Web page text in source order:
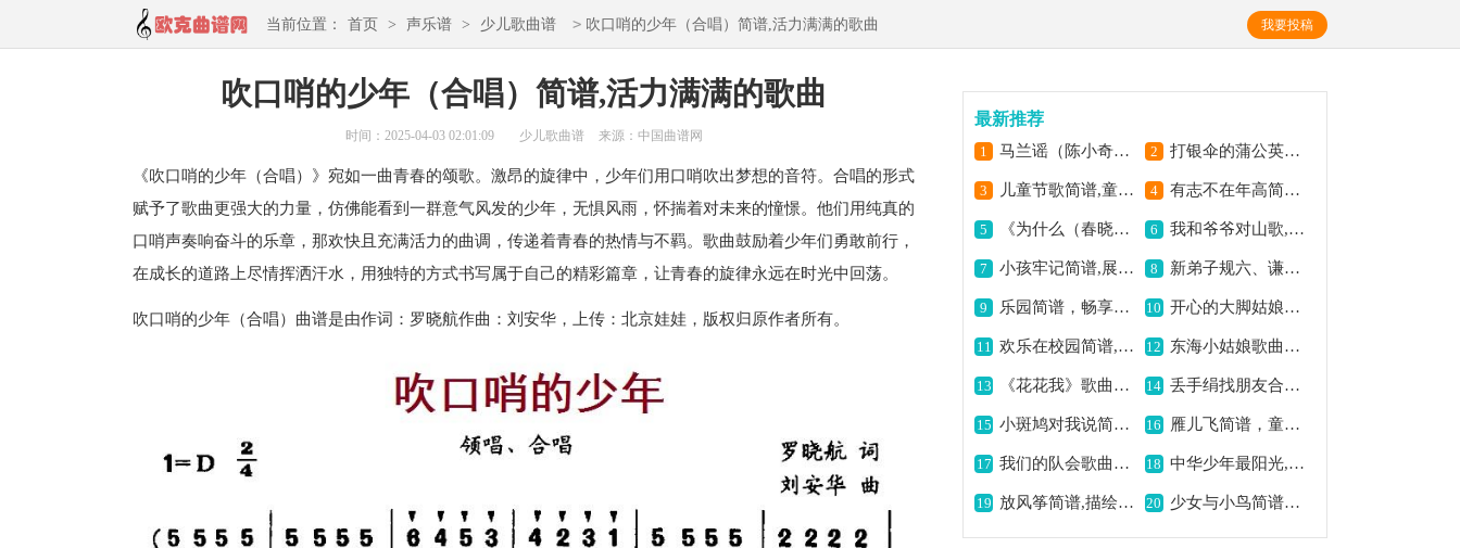
当前位置： 首页 > 声乐谱 > 少儿歌曲谱 > 吹口哨的少年（合唱）简谱,活力满满的歌曲 我要投稿
吹口哨的少年（合唱）简谱,活力满满的歌曲
时间：2025-04-03 02:01:09 少儿歌曲谱 来源：中国曲谱网
《吹口哨的少年（合唱）》宛如一曲青春的颂歌。激昂的旋律中，少年们用口哨吹出梦想的音符。合唱的形式
赋予了歌曲更强大的力量，仿佛能看到一群意气风发的少年，无惧风雨，怀揣着对未来的憧憬。他们用纯真的
口哨声奏响奋斗的乐章，那欢快且充满活力的曲调，传递着青春的热情与不羁。歌曲鼓励着少年们勇敢前行，
在成长的道路上尽情挥洒汗水，用独特的方式书写属于自己的精彩篇章，让青春的旋律永远在时光中回荡。
吹口哨的少年（合唱）曲谱是由作词：罗晓航作曲：刘安华，上传：北京娃娃，版权归原作者所有。
最新推荐
1 马兰谣（陈小奇词曲）简谱,经典儿歌韵味足 2 打银伞的蒲公英简谱,谱写童真美好意境
3 儿童节歌简谱,童真童趣的旋律 4 有志不在年高简谱,展现少年壮志豪情
5 《为什么（春晓词 林泉曲）》歌曲简谱,展现别样音乐意境 6 我和爷爷对山歌,质朴情感共传唱
7 小孩牢记简谱,展现纯真情感 8 新弟子规六、谦而贵简谱,展现谦逊品德内涵
9 乐园简谱，畅享美妙旋律, 10 开心的大脚姑娘简谱,欢快展现别样风情
11 欢乐在校园简谱,展现校园欢乐氛围 12 东海小姑娘歌曲简谱,纯真童趣的旋律
13 《花花我》歌曲简谱,独特风格的歌曲 14 丢手绢找朋友合唱简谱,经典童年歌曲
15 小斑鸠对我说简谱,温馨童趣之曲 16 雁儿飞简谱，童声合唱悠扬,
17 我们的队会歌曲简谱,展现少年蓬勃朝气 18 中华少年最阳光,展现青春活力范
19 放风筝简谱,描绘童趣画面 20 少女与小鸟简谱，展现纯真意境,